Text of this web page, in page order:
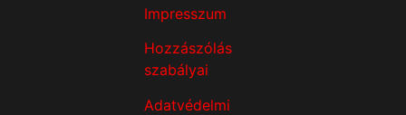
Impresszum
Hozzászólás
szabályai
Adatvédelmi